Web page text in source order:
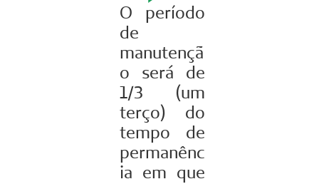
O período
de
manutençã
o será de
1/3 (um
terço) do
tempo de
permanênc
ia em que